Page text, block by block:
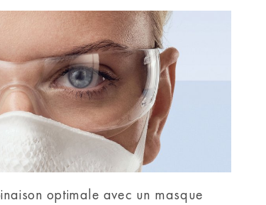
optimale avec un masque